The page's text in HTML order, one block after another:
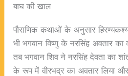
बाघ की खाल
पौराणिक कथाओं के अनुसार
भी भगवान विष्णु के नरसिंह अवतार का
तब भगवान शिव ने नरसिंह देवता का
के रूप में वीरभद्र का अवतार लिया